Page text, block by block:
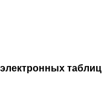
таблиц